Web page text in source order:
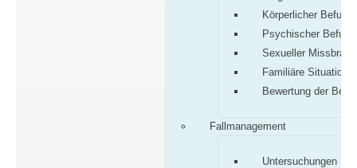
Körperlicher Befund
Psychischer Befund
Sexueller
Familiäre Situation
Bewertung der
Fallmanagement
Untersuchungen